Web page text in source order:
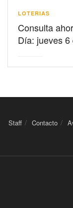
LOTERIAS
Consulta
Día: jueves
Staff Contacto